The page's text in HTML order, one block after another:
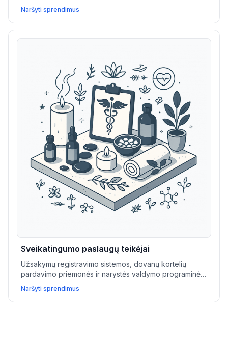
specialistams teikti konfidencialią priežiūrą ir lanksčias
nuotolines sesijas.
Naršyti sprendimus
Sveikatingumo paslaugų teikėjai
Užsakymų registravimo sistemos, dovanų kortelių
pardavimo priemonės ir narystės valdymo programinė
įranga padeda SPA ir sveikatingumo centrams auginti
lojalumą ir didinti paslaugų pajamas.
Naršyti sprendimus